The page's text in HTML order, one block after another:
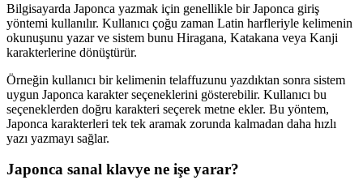
Bilgisayarda Japonca yazmak için genellikle bir Japonca giriş
yöntemi kullanılır. Kullanıcı çoğu zaman Latin harfleriyle kelimenin
okunuşunu yazar ve sistem bunu Hiragana, Katakana veya Kanji
karakterlerine dönüştürür.
Örneğin kullanıcı bir kelimenin telaffuzunu yazdıktan sonra sistem
uygun Japonca karakter seçeneklerini gösterebilir. Kullanıcı bu
seçeneklerden doğru karakteri seçerek metne ekler. Bu yöntem,
Japonca karakterleri tek tek aramak zorunda kalmadan daha hızlı
yazı yazmayı sağlar.
Japonca sanal klavye ne işe yarar?